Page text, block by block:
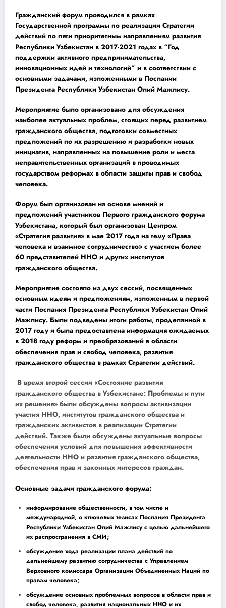
Гражданский форум проводился в рамках
Государственной программы по реализации Стратегии
действий по пяти приоритетным направлениям развития
Республики Узбекистан в 2017-2021 годах в “Год
поддержки активного предпринимательства,
инновационных идей и технологий” и в соответствии с
основными задачами, изложенными в Послании
Президента Республики Узбекистан Олий Мажлису.
Мероприятие было организовано для обсуждения
наиболее актуальных проблем, стоящих перед развитием
гражданского общества, подготовки совместных
предложений по их разрешению и разработки новых
инициатив, направленных на повышение роли и места
неправительственных организаций в проводимых
государством реформах в области защиты прав и свобод
человека.
Форум был организован на основе мнений и
предложений участников Первого гражданского форума
Узбекистана, который был организован Центром
«Стратегия развития» в мае 2017 года на тему «Права
человека и взаимное сотрудничество» с участием более
60 представителей ННО и других институтов
гражданского общества.
Мероприятие состояло из двух сессий, посвященных
основным идеям и предложениям, изложенным в первой
части Послания Президента Республики Узбекистан Олий
Мажлису. Были подведены итоги работы, проделанной в
2017 году и была предоставлена информация ожидаемых
в 2018 году реформ и преобразований в области
обеспечения прав и свобод человека, развития
гражданского общества в рамках Стратегии действий.
В время второй сессии «Состояние развития
гражданского общества в Узбекистане: Проблемы и пути
их решения» были обсуждены вопросы активизации
участия ННО, институтов гражданского общества и
гражданских активистов в реализации Стратегии
действий. Также были обсуждены актуальные вопросы
обеспечения условий для повышения эффективности
деятельности ННО и развития гражданского общества,
обеспечения прав и законных интересов граждан.
Основные задачи гражданского форума:
информирование общественности, в том числе и
международной, о ключевых тезисах Послания Президента
Республики Узбекистан Олий Мажлису с целью дальнейшего
их распространения в СМИ;
обсуждение хода реализации плана действий по
дальнейшему развитию сотрудничества с Управлением
Верховного комиссара Организации Объединенных Наций по
правам человека;
обсуждение основных проблемных вопросов в области прав и
свобод человека, развития национальных ННО и их